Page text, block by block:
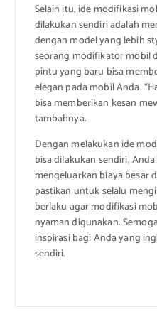
Selain itu, ide modifikasi
dilakukan sendiri adalah
dengan model yang lebih
seorang modifikator mobil
pintu yang baru bisa
elegan pada mobil Anda.
bisa memberikan kesan
tambahnya.
Dengan melakukan ide
bisa dilakukan sendiri,
mengeluarkan biaya besar
pastikan untuk selalu
berlaku agar modifikasi
nyaman digunakan.
inspirasi bagi Anda yang
sendiri.